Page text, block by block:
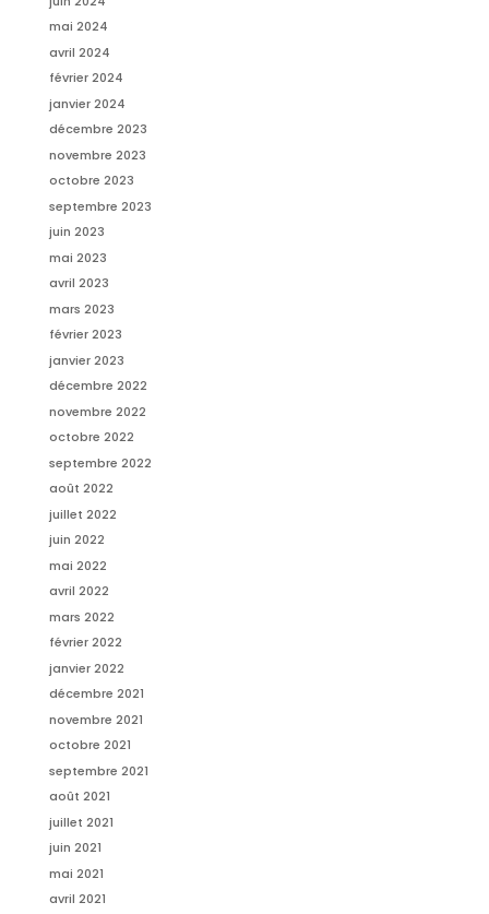
mai 2024
avril 2024
février 2024
janvier 2024
décembre 2023
novembre 2023
octobre 2023
septembre 2023
juin 2023
mai 2023
avril 2023
mars 2023
février 2023
janvier 2023
décembre 2022
novembre 2022
octobre 2022
septembre 2022
août 2022
juillet 2022
juin 2022
mai 2022
avril 2022
mars 2022
février 2022
janvier 2022
décembre 2021
novembre 2021
octobre 2021
septembre 2021
août 2021
juillet 2021
juin 2021
mai 2021
avril 2021